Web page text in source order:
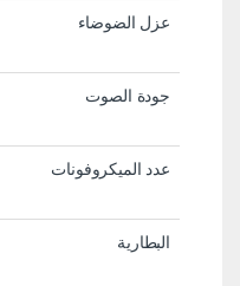
عزل الضوضاء
جودة الصوت
عدد الميكروفونات
البطارية